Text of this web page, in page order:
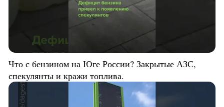
Что с бензином на Юге России? Закрытые АЗС,
спекулянты и кражи топлива.